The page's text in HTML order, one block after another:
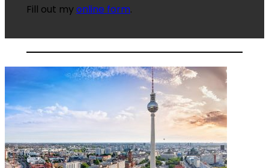
Fill out myonline form.